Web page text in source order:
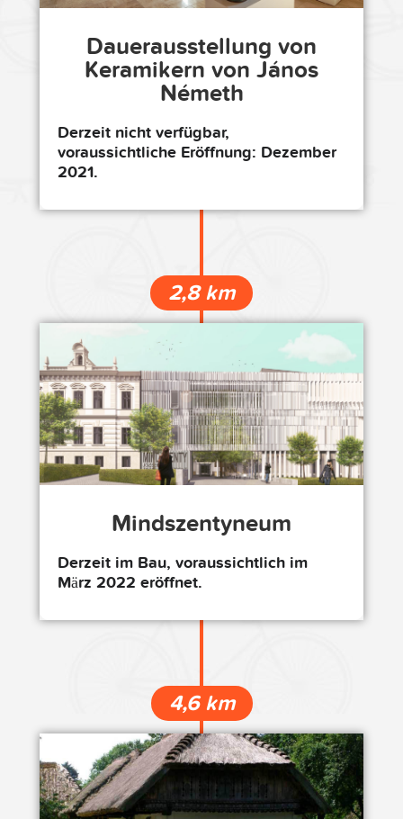
Dauerausstellung von
Keramikern von János
Németh
Derzeit nicht verfügbar,
voraussichtliche Eröffnung: Dezember
2021.
Mindszentyneum
Derzeit im Bau, voraussichtlich im
März 2022 eröffnet.
2,8 km
4,6 km